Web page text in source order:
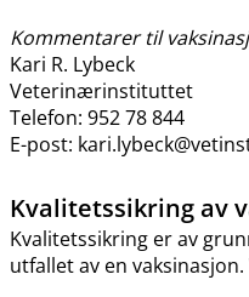
Kommentarer til
Kari R. Lybeck
Veterinærinstituttet
Telefon: 952 78 844
E-post:
Kvalitetssikring av
Kvalitetssikring er av
utfallet av en